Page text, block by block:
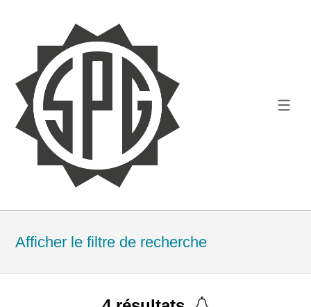
Afficher le filtre de recherche